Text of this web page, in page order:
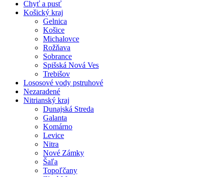
Chyť a pusť
Košický kraj
Gelnica
Košice
Michalovce
Rožňava
Sobrance
Spišská Nová Ves
Trebišov
Lososové vody pstruhové
Nezaradené
Nitrianský kraj
Dunajská Streda
Galanta
Komárno
Levice
Nitra
Nové Zámky
Šaľa
Topoľčany